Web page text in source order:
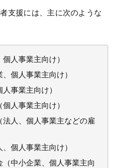
支援には、主に次のような
人事業主向け）
個人事業主向け）
事業主向け）
人事業主向け）
人、個人事業主などの雇
個人事業主向け）
中小企業、個人事業主向